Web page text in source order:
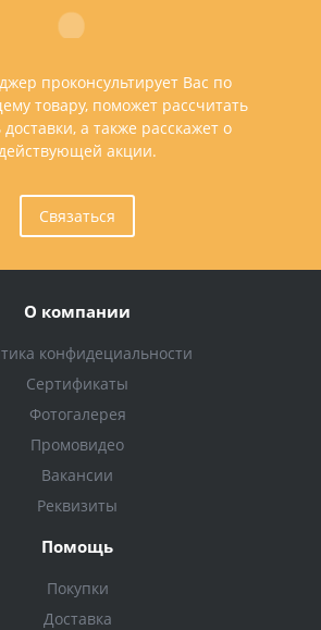
проконсультирует Вас по
товару, поможет рассчитать
а также расскажет о
акции.
Связаться
О компании
конфидециальности
Сертификаты
Фотогалерея
Промовидео
Вакансии
Реквизиты
Помощь
Покупки
Доставка